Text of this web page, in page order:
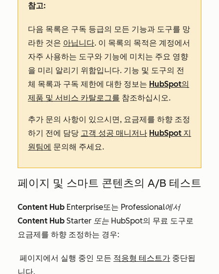
참고:
다음 목록은 구독 등급의 모든 기능과 도구를 망
라한 것은 아닙니다. 이 목록의 목적은 계정에서
자주 사용하는 도구와 기능에 미치는 주요 영향
을 미리 알리기 위함입니다. 기능 및 도구의 전
체 목록과 구독 제한에 대한 정보는 HubSpot의
제품 및 서비스 카탈로그를 참조하십시오.
추가 문의 사항이 있으시면, 요금제를 하향 조정
하기 전에 담당 고객 성공 매니저나 HubSpot 지
원팀에 문의해 주세요.
페이지 및 스마트 콘텐츠의 A/B 테스트
Content Hub Enterprise또는 Professional에서
Content Hub Starter 또는 HubSpot의 무료 도구로
요금제를 하향 조정하는 경우:
페이지에서 실행 중인 모든 적응형 테스트가 중단됩
니다.